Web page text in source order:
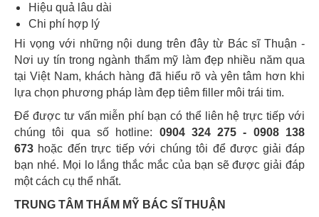
Hiệu quả lâu dài
Chi phí hợp lý
Hi vọng với những nội dung trên đây từ Bác sĩ Thuận -
Nơi uy tín trong ngành thẩm mỹ làm đẹp nhiều năm qua
tại Việt Nam, khách hàng đã hiểu rõ và yên tâm hơn khi
lựa chọn phương pháp làm đẹp tiêm filler môi trái tim.
Để được tư vấn miễn phí bạn có thể liên hệ trực tiếp với
chúng tôi qua số hotline: 0904 324 275 - 0908 138
673 hoặc đến trực tiếp với chúng tôi để được giải đáp
bạn nhé. Mọi lo lắng thắc mắc của bạn sẽ được giải đáp
một cách cụ thể nhất.
TRUNG TÂM THẨM MỸ BÁC SĨ THUẬN